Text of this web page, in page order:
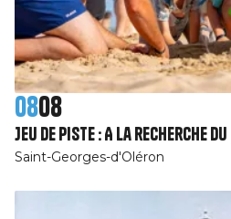
0808
Jeu de piste : A la recherche
Saint-Georges-d'Oléron